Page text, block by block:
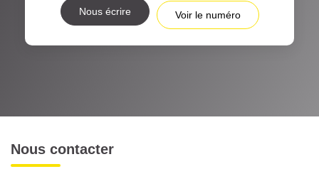
Nous écrire Voir le numéro
Nous contacter